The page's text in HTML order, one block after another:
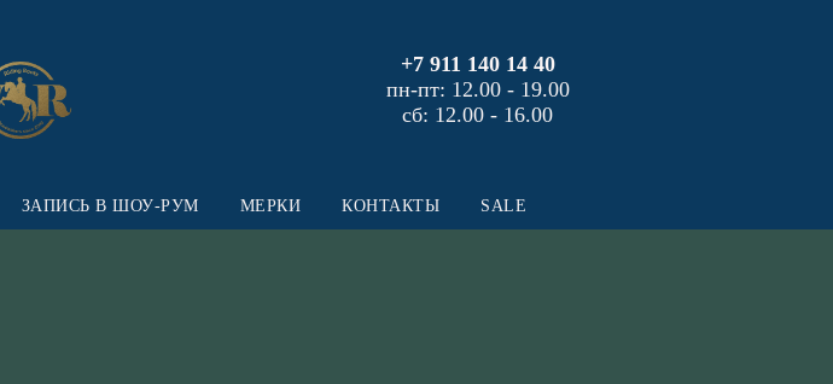
+7 911 140 14 40
пн-пт: 12.00 - 19.00
сб: 12.00 - 16.00
ЗАПИСЬ В ШОУ-РУМ МЕРКИ КОНТАКТЫ SALE